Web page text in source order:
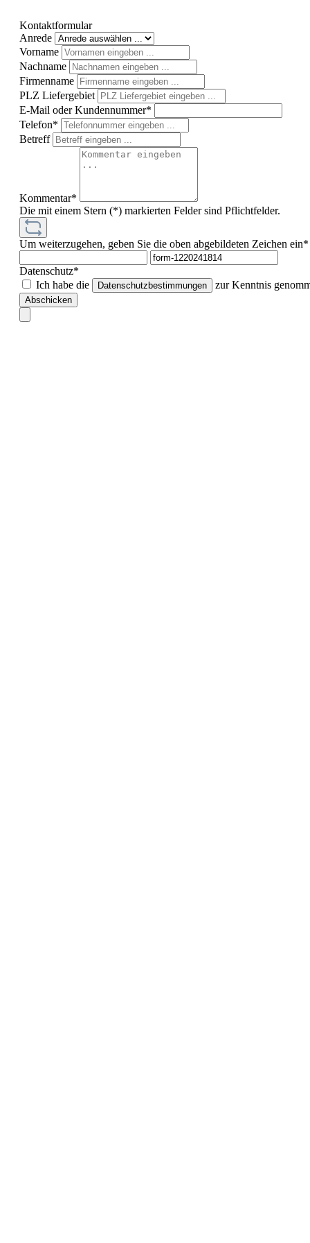
Kontaktformular
Anrede
Vorname
Nachname
Firmenname
PLZ Liefergebiet
E-Mail oder Kundennummer*
Telefon*
Betreff
Kommentar*
Die mit einem Stern (*) markierten Felder sind Pflichtfelder.
Um weiterzugehen, geben Sie die oben abgebildeten Zeichen ein*
Datenschutz*
Ich habe die
Datenschutzbestimmungen zur Kenntnis
Abschicken